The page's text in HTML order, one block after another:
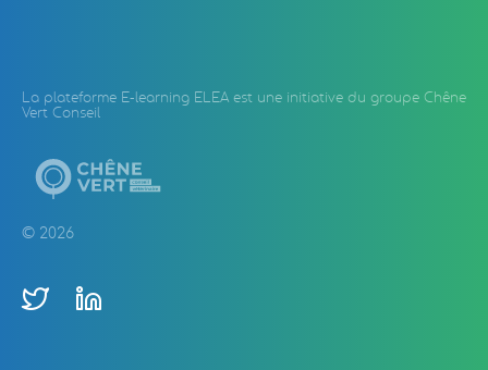
La plateforme E-learning ELEA est une initiative du groupe Chêne
Vert Conseil
© 2026